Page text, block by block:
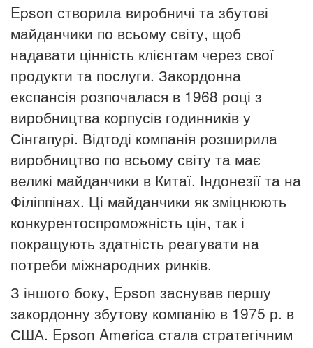
Epson створила виробничі та збутові
майданчики по всьому світу, щоб
надавати цінність клієнтам через свої
продукти та послуги. Закордонна
експансія розпочалася в 1968 році з
виробництва корпусів годинників у
Сінгапурі. Відтоді компанія розширила
виробництво по всьому світу та має
великі майданчики в Китаї, Індонезії та на
Філіппінах. Ці майданчики як зміцнюють
конкурентоспроможність цін, так і
покращують здатність реагувати на
потреби міжнародних ринків.
З іншого боку, Epson заснував першу
закордонну збутову компанію в 1975 р. в
США. Epson America стала стратегічним